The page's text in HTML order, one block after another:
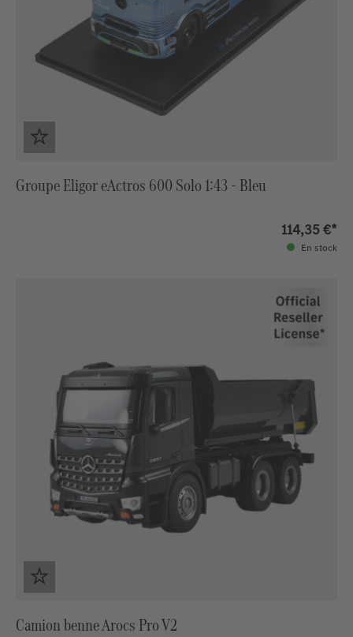
Groupe Eligor eActros 600 Solo 1:43 - Bleu
114,35 €*
En stock
Camion benne Arocs Pro V2